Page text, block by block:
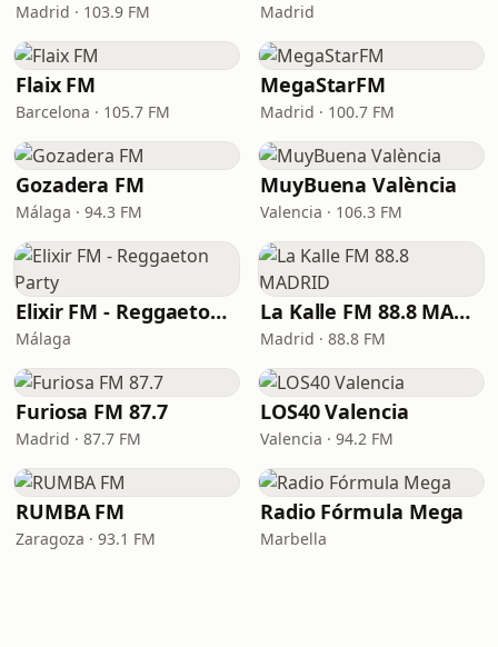
Madrid · 103.9 FM Madrid
Flaix FM
Barcelona · 105.7 FM
MegaStarFM
Madrid · 100.7 FM
Gozadera FM
Málaga · 94.3 FM
MuyBuena València
Valencia · 106.3 FM
Elixir FM - Reggaeton Party
Málaga
La Kalle FM 88.8 MADRID
Madrid · 88.8 FM
Furiosa FM 87.7
Madrid · 87.7 FM
LOS40 Valencia
Valencia · 94.2 FM
RUMBA FM
Zaragoza · 93.1 FM
Radio Fórmula Mega
Marbella